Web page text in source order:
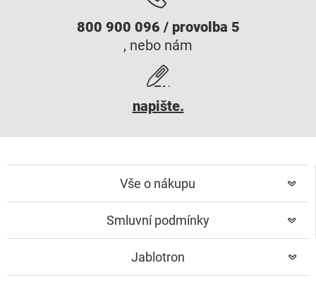
800 900 096 / provolba 5
, nebo nám
napište.
Vše o nákupu
Smluvní podmínky
Jablotron